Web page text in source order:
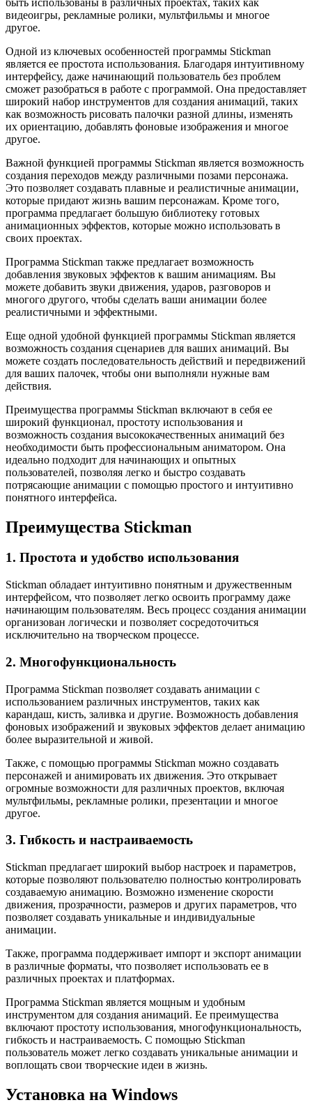
видеоигры, рекламные ролики, мультфильмы и многое
другое.
Одной из ключевых особенностей программы Stickman
является ее простота использования. Благодаря интуитивному
интерфейсу, даже начинающий пользователь без проблем
сможет разобраться в работе с программой. Она предоставляет
широкий набор инструментов для создания анимаций, таких
как возможность рисовать палочки разной длины, изменять
их ориентацию, добавлять фоновые изображения и многое
другое.
Важной функцией программы Stickman является возможность
создания переходов между различными позами персонажа.
Это позволяет создавать плавные и реалистичные анимации,
которые придают жизнь вашим персонажам. Кроме того,
программа предлагает большую библиотеку готовых
анимационных эффектов, которые можно использовать в
своих проектах.
Программа Stickman также предлагает возможность
добавления звуковых эффектов к вашим анимациям. Вы
можете добавить звуки движения, ударов, разговоров и
многого другого, чтобы сделать ваши анимации более
реалистичными и эффектными.
Еще одной удобной функцией программы Stickman является
возможность создания сценариев для ваших анимаций. Вы
можете создать последовательность действий и передвижений
для ваших палочек, чтобы они выполняли нужные вам
действия.
Преимущества программы Stickman включают в себя ее
широкий функционал, простоту использования и
возможность создания высококачественных анимаций без
необходимости быть профессиональным аниматором. Она
идеально подходит для начинающих и опытных
пользователей, позволяя легко и быстро создавать
потрясающие анимации с помощью простого и интуитивно
понятного интерфейса.
Преимущества Stickman
1. Простота и удобство использования
Stickman обладает интуитивно понятным и дружественным
интерфейсом, что позволяет легко освоить программу даже
начинающим пользователям. Весь процесс создания анимации
организован логически и позволяет сосредоточиться
исключительно на творческом процессе.
2. Многофункциональность
Программа Stickman позволяет создавать анимации с
использованием различных инструментов, таких как
карандаш, кисть, заливка и другие. Возможность добавления
фоновых изображений и звуковых эффектов делает анимацию
более выразительной и живой.
Также, с помощью программы Stickman можно создавать
персонажей и анимировать их движения. Это открывает
огромные возможности для различных проектов, включая
мультфильмы, рекламные ролики, презентации и многое
другое.
3. Гибкость и настраиваемость
Stickman предлагает широкий выбор настроек и параметров,
которые позволяют пользователю полностью контролировать
создаваемую анимацию. Возможно изменение скорости
движения, прозрачности, размеров и других параметров, что
позволяет создавать уникальные и индивидуальные
анимации.
Также, программа поддерживает импорт и экспорт анимации
в различные форматы, что позволяет использовать ее в
различных проектах и платформах.
Программа Stickman является мощным и удобным
инструментом для создания анимаций. Ее преимущества
включают простоту использования, многофункциональность,
гибкость и настраиваемость. С помощью Stickman
пользователь может легко создавать уникальные анимации и
воплощать свои творческие идеи в жизнь.
Установка на Windows